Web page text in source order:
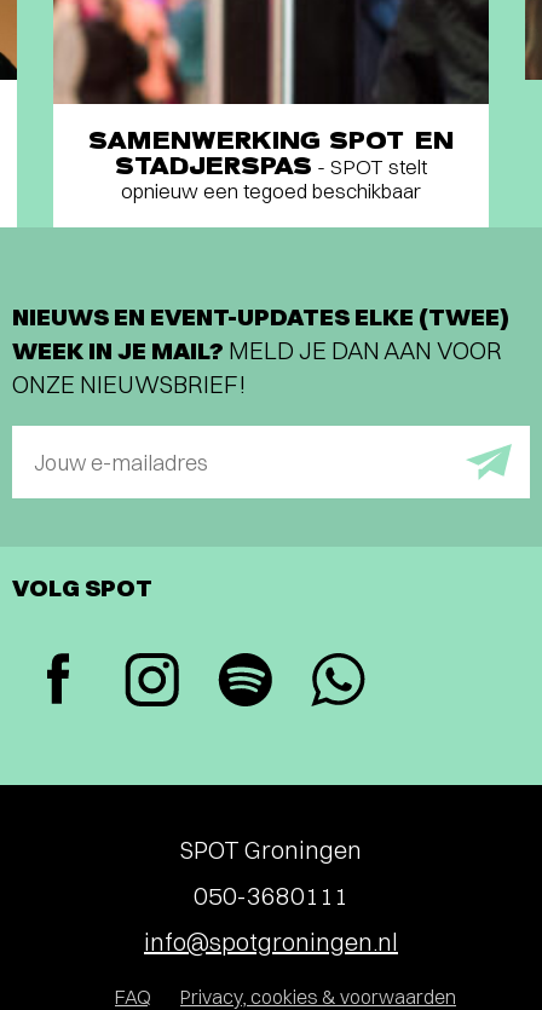
SAMENWERKING SPOT EN
STADJERSPAS - SPOT stelt
opnieuw een tegoed beschikbaar
NIEUWS EN EVENT-UPDATES ELKE (TWEE)
WEEK IN JE MAIL? MELD JE DAN AAN VOOR
ONZE NIEUWSBRIEF!
Jouw e-mailadres
VOLG SPOT
SPOT Groningen
050-3680111
info@spotgroningen.nl
FAQ Privacy, cookies & voorwaarden